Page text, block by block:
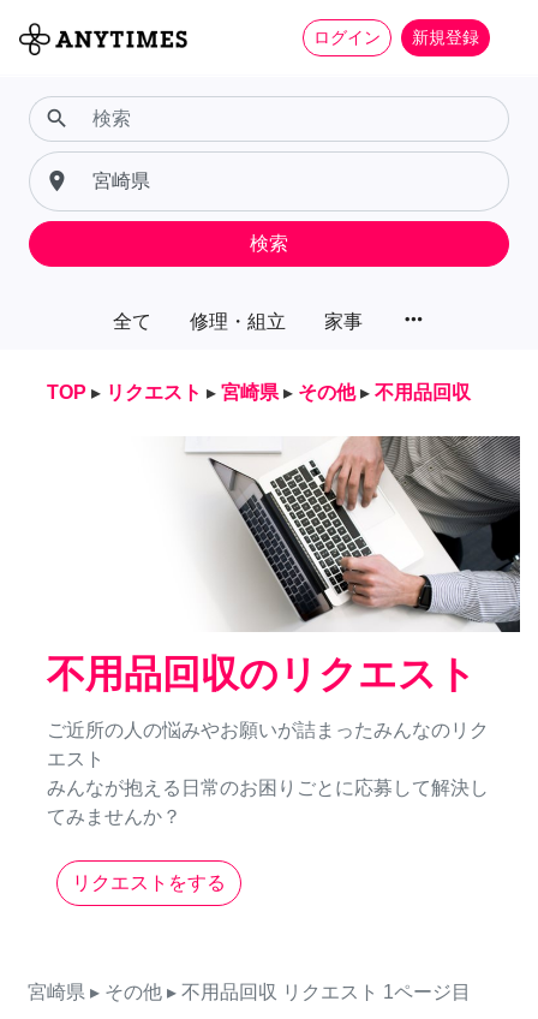
ログイン 新規登録
全て 修理・組立 家事 more_horiz
search
place
検索
TOP ▸ リクエスト ▸ 宮崎県 ▸ その他 ▸ 不用品回収
不用品回収のリクエスト
ご近所の人の悩みやお願いが詰まったみんなのリク
エスト
みんなが抱える日常のお困りごとに応募して解決し
てみませんか？
リクエストをする
宮崎県 ▸ その他 ▸ 不用品回収 リクエスト 1ページ目